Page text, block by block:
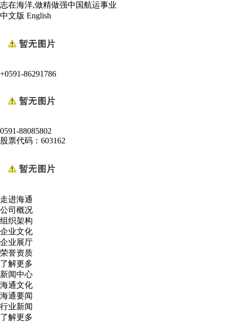
志在海洋,做精做强中国航运事业
中文版 English
+0591-86291786
0591-88085802
股票代码：603162
走进海通
公司概况
组织架构
企业文化
企业展厅
荣誉资质
了解更多
新闻中心
海通文化
海通要闻
行业新闻
了解更多